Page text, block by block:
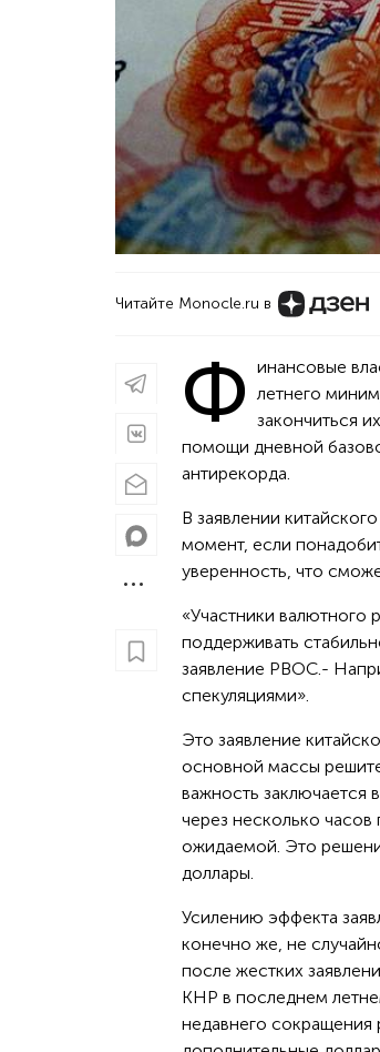
Читайте Monocle.ru в
Ф инансовые
летнего
закончиться
помощи дневной
антирекорда.
В заявлении
момент, если
уверенность, что
«Участники валютного
поддерживать
заявление РВОС.-
спекуляциями».
Это заявление
основной массы
важность заключается
через несколько
ожидаемой. Это
доллары.
Усилению эффекта
конечно же, не
после жестких
КНР в последнем
недавнего сокращения